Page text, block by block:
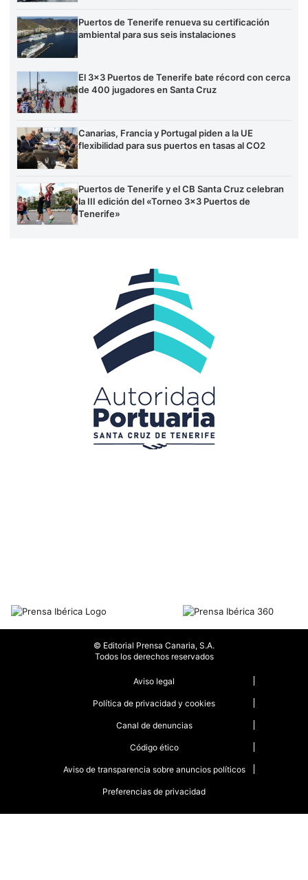
Puertos de Tenerife renueva su certificación
ambiental para sus seis instalaciones
El 3×3 Puertos de Tenerife bate récord con cerca
de 400 jugadores en Santa Cruz
Canarias, Francia y Portugal piden a la UE
flexibilidad para sus puertos en tasas al CO2
Puertos de Tenerife y el CB Santa Cruz celebran
la III edición del «Torneo 3×3 Puertos de
Tenerife»
© Editorial Prensa Canaria, S.A.
Todos los derechos reservados
Aviso legal
Política de privacidad y cookies
Canal de denuncias
Código ético
Aviso de transparencia sobre anuncios políticos
Preferencias de privacidad